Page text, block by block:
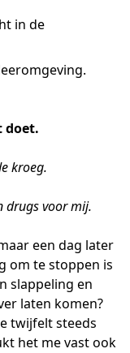
in de
doet.
kroeg.
drugs voor mij.
een dag later
om te stoppen is
slappeling en
laten komen?
twijfelt steeds
het me vast ook